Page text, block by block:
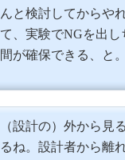
んと検討してからや
て、実験でNGを出
間が確保できる、と。
（設計の）外から見
るね。設計者から離